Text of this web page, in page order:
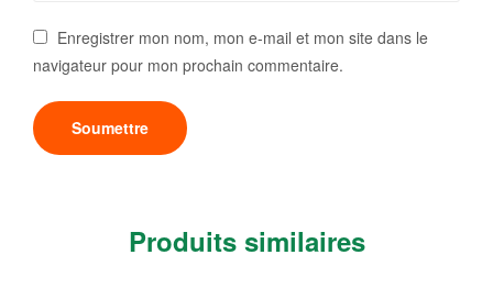
Enregistrer mon nom, mon e-mail et mon site dans le
navigateur pour mon prochain commentaire.
Produits similaires